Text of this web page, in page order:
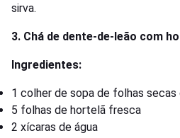
sirva.
3. Chá de dente-de-leão com
Ingredientes:
1 colher de sopa de folhas
5 folhas de hortelã fresca
2 xícaras de água